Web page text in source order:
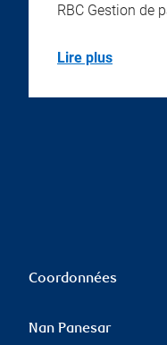
RBC Gestion de
Lire plus
Coordonnées
Nan Panesar